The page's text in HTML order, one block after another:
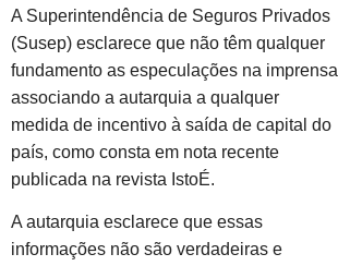
A Superintendência de Seguros Privados
(Susep) esclarece que não têm qualquer
fundamento as especulações na imprensa
associando a autarquia a qualquer
medida de incentivo à saída de capital do
país, como consta em nota recente
publicada na revista IstoÉ.
A autarquia esclarece que essas
informações não são verdadeiras e